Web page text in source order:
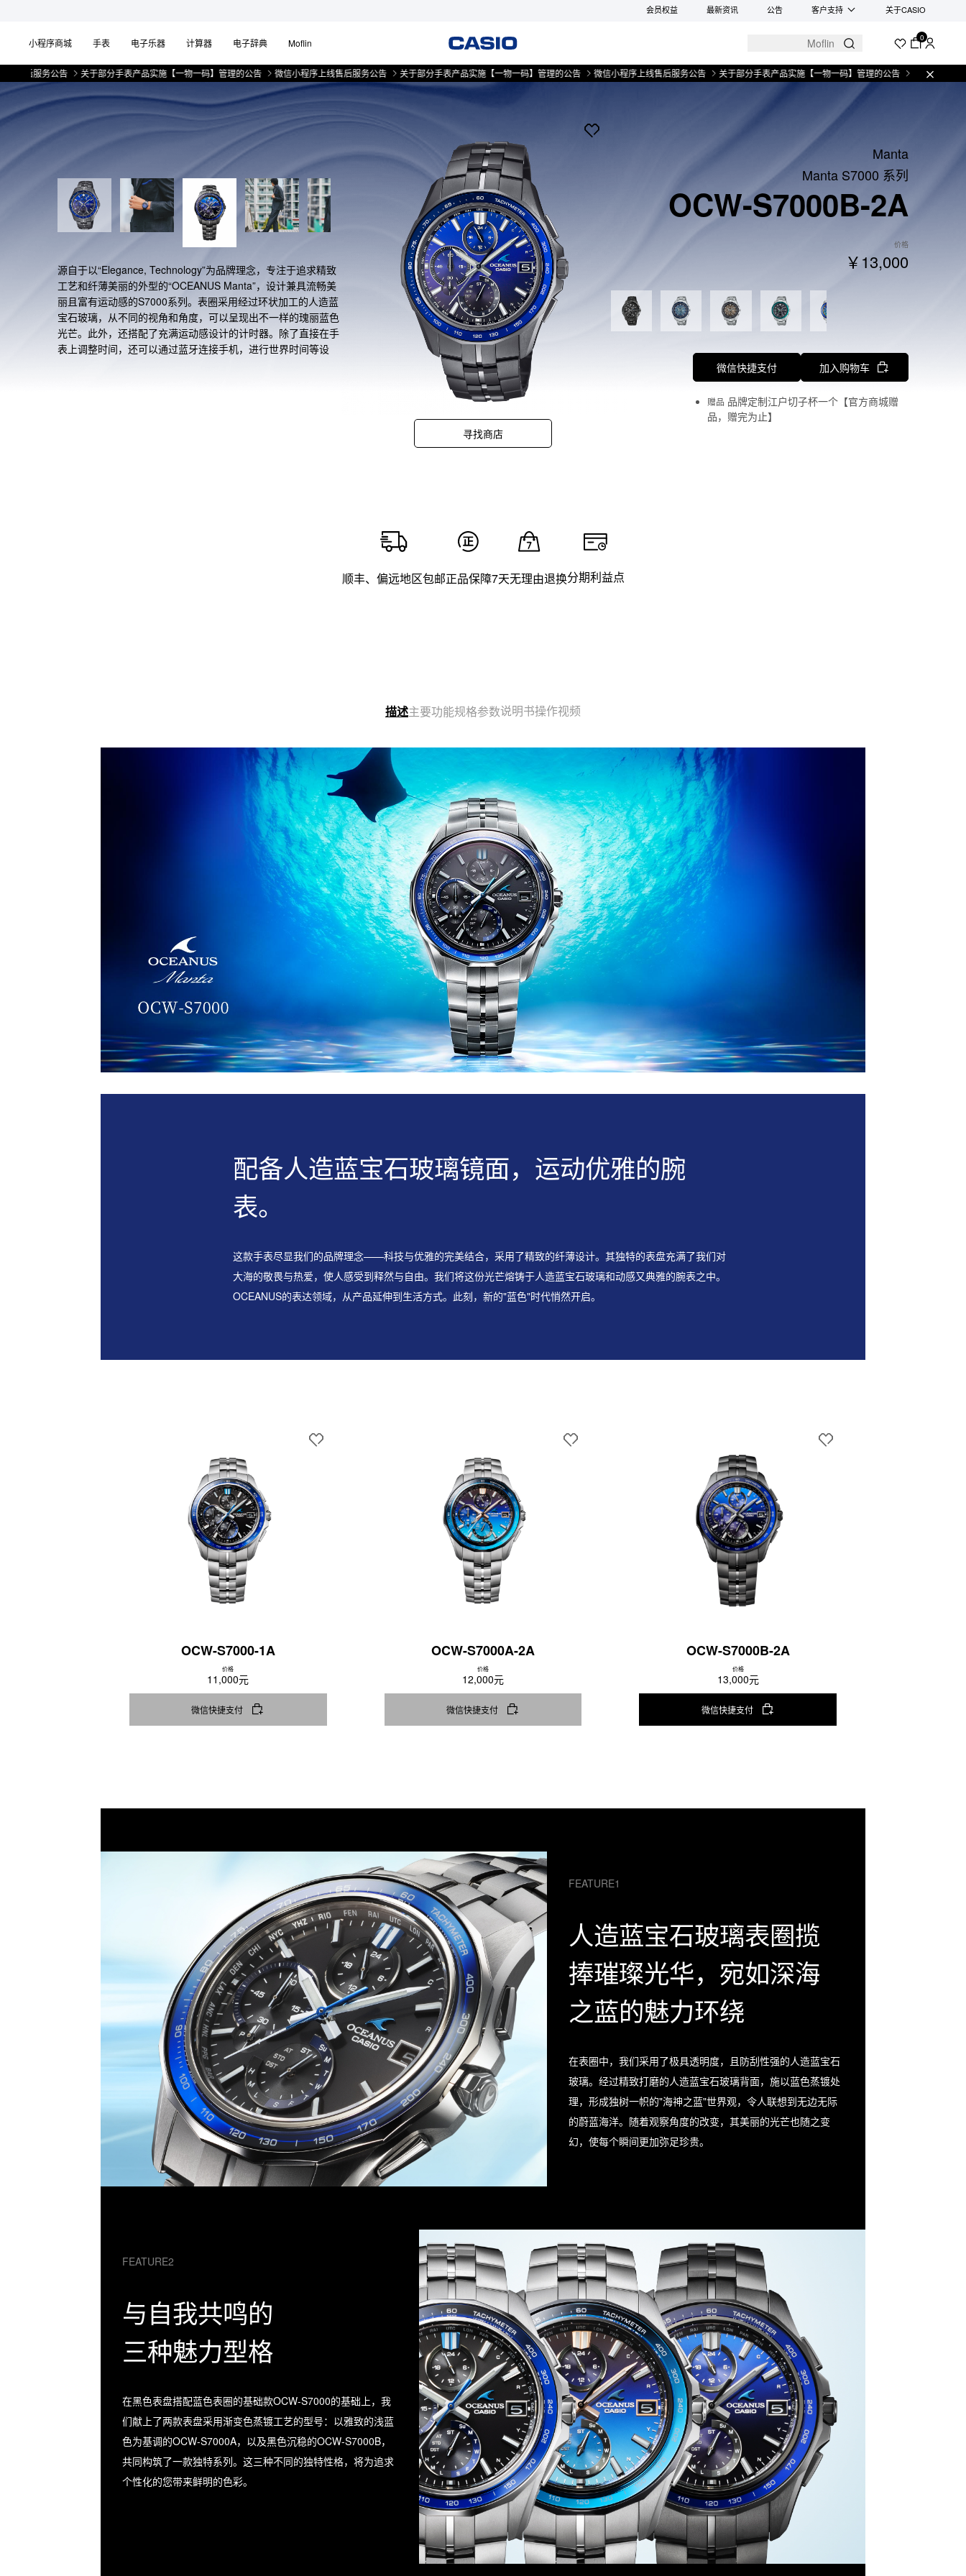
会员权益 最新资讯 公告 客户支持 关于CASIO
小程序商城 手表 电子乐器 计算器 电子辞典 Moflin 0
关于部分手表产品实施【一物一码】管理的公告 微信小程序上线售后服务公告 关于部分手表产品实施【一物一码】管理的公告 微信小程序上线售后服务公告 关于部分手表产品实施【一物一码】管理的公告 微信小程序上线售后服务
源自于以“Elegance, Technology”为品牌理念，专注于追求精致
工艺和纤薄美丽的外型的“OCEANUS Manta”，设计兼具流畅美
丽且富有运动感的S7000系列。表圈采用经过环状加工的人造蓝
宝石玻璃，从不同的视角和角度，可以呈现出不一样的瑰丽蓝色
光芒。此外，还搭配了充满运动感设计的计时器。除了直接在手
表上调整时间，还可以通过蓝牙连接手机，进行世界时间等设
寻找商店
Manta
Manta S7000 系列
OCW-S7000B-2A
价格
￥13,000
微信快捷支付 加入购物车
赠品 品牌定制江户切子杯一个【官方商城赠
品，赠完为止】
顺丰、偏远地区包邮正品保障7天无理由退换分期利益点
描述主要功能规格参数说明书操作视频
配备人造蓝宝石玻璃镜面，运动优雅的腕
表。
这款⼿表尽显我们的品牌理念——科技与优雅的完美结合，采⽤了精致的纤薄设计。其独特的表盘充满了我们对
⼤海的敬畏与热爱，使⼈感受到释然与⾃由。我们将这份光芒熔铸于人造蓝宝石玻璃和动感⼜典雅的腕表之中。
OCEANUS的表达领域，从产品延伸到生活方式。此刻，新的"蓝⾊"时代悄然开启。
OCW-S7000-1A
价格
11,000元
微信快捷支付
OCW-S7000A-2A
价格
12,000元
微信快捷支付
OCW-S7000B-2A
价格
13,000元
微信快捷支付
FEATURE1
人造蓝宝石玻璃表圈揽
捧璀璨光华，宛如深海
之蓝的魅⼒环绕
在表圈中，我们采⽤了极具透明度，且防刮性强的人造蓝宝石
玻璃。经过精致打磨的人造蓝宝石玻璃背⾯，施以蓝⾊蒸镀处
理，形成独树⼀帜的"海神之蓝"世界观，令⼈联想到⽆边⽆际
的蔚蓝海洋。随着观察⾓度的改变，其美丽的光芒也随之变
幻，使每个瞬间更加弥足珍贵。
FEATURE2
与⾃我共鸣的
三种魅⼒型格
在⿊⾊表盘搭配蓝⾊表圈的基础款OCW-S7000的基础上，我
们献上了两款表盘采⽤渐变⾊蒸镀⼯艺的型号：以雅致的浅蓝
⾊为基调的OCW-S7000A，以及⿊⾊沉稳的OCW-S7000B，
共同构筑了⼀款独特系列。这三种不同的独特性格，将为追求
个性化的您带来鲜明的⾊彩。